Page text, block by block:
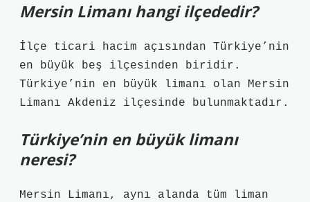
Mersin Limanı hangi ilçededir?
İlçe ticari hacim açısından Türkiye’nin
en büyük beş ilçesinden biridir.
Türkiye’nin en büyük limanı olan Mersin
Limanı Akdeniz ilçesinde bulunmaktadır.
Türkiye’nin en büyük limanı
neresi?
Mersin Limanı, aynı alanda tüm liman